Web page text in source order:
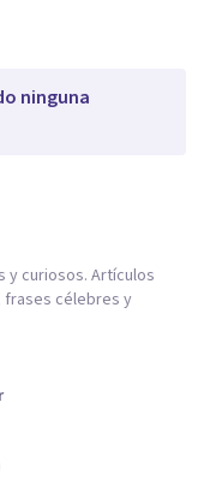
ninguna
y curiosos. Artículos
frases célebres y